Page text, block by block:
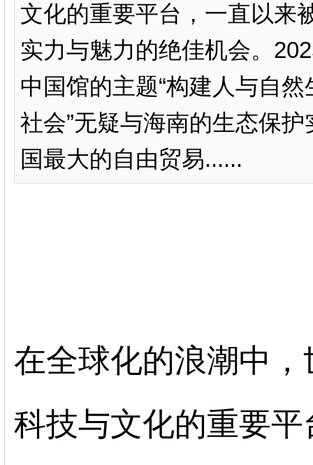
文化的重要平台，一直以来
实力与魅力的绝佳机会。
中国馆的主题“构建人与自
社会”无疑与海南的生态保
国最大的自由贸易......
在全球化的浪潮中
科技与文化的重要